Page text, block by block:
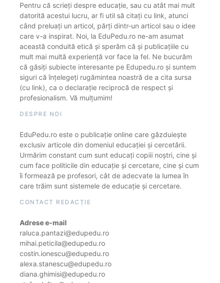
Pentru că scrieți despre educație, sau cu atât mai mult
datorită acestui lucru, ar fi util să citați cu link, atunci
când preluați un articol, părți dintr-un articol sau o idee
care v-a inspirat. Noi, la EduPedu.ro ne-am asumat
această conduită etică și sperăm că și publicațiile cu
mult mai multă experiență vor face la fel. Ne bucurăm
că găsiți subiecte interesante pe Edupedu.ro și suntem
siguri că înțelegeți rugămintea noastră de a cita sursa
(cu link), ca o declarație reciprocă de respect și
profesionalism. Vă mulțumim!
DESPRE NOI
EduPedu.ro este o publicație online care găzduiește
exclusiv articole din domeniul educației și cercetării.
Urmărim constant cum sunt educați copiii noștri, cine și
cum face politicile din educație și cercetare, cine și cum
îi formează pe profesori, cât de adecvate la lumea în
care trăim sunt sistemele de educație și cercetare.
CONTACT REDACȚIE
Adrese e-mail
raluca.pantazi@edupedu.ro
mihai.peticila@edupedu.ro
costin.ionescu@edupedu.ro
alexa.stanescu@edupedu.ro
diana.ghimisi@edupedu.ro